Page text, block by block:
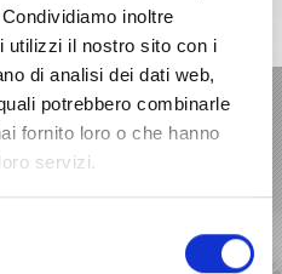
inoltre
utilizzi il nostro sito con i
di analisi dei dati web,
potrebbero combinarle
fornito loro o che hanno
servizi.
VENOSTA